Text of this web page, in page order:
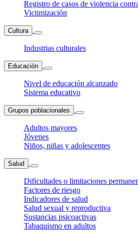
Registro de casos de violencia
Victimización
Cultura
Industrias culturales
Educación
Nivel de educación alcanzado
Sistema educativo
Grupos poblacionales
Adultos mayores
Jóvenes
Niños, niñas y adolescentes
Salud
Dificultades o limitaciones
Factores de riesgo
Indicadores de salud
Salud sexual y reproductiva
Sustancias psicoactivas
Tabaquismo en adultos